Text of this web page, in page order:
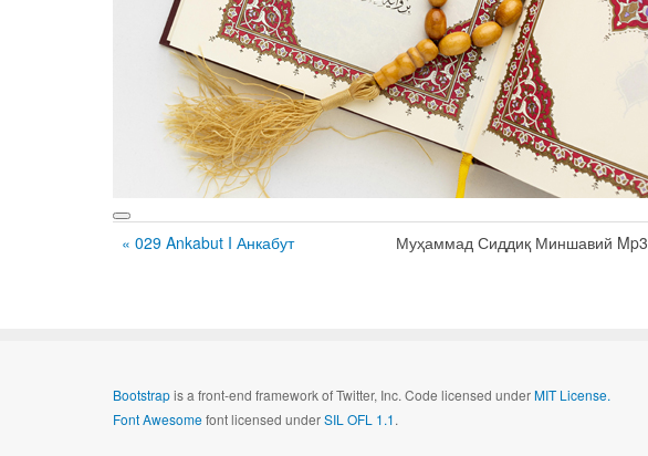
« 029 Ankabut I Анкабут Муҳаммад Сиддиқ Миншавий Mp3
Bootstrapis a front-end framework of Twitter, Inc. Code licensed underMIT License.
Font Awesomefont licensed underSIL OFL 1.1.